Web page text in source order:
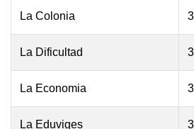
La Colonia
La Dificultad
La Economia
La Eduviges